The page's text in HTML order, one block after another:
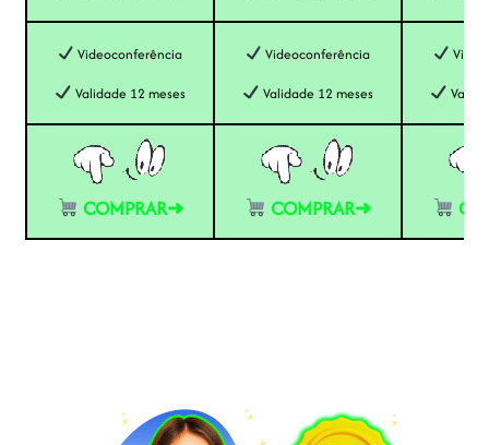
Videoconferência
Validade 12 meses
Videoconferência
Validade 12 meses
COMPRAR➜ COMPRAR➜